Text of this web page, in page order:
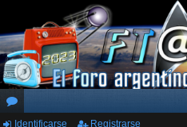
or Identificarse Registrarse